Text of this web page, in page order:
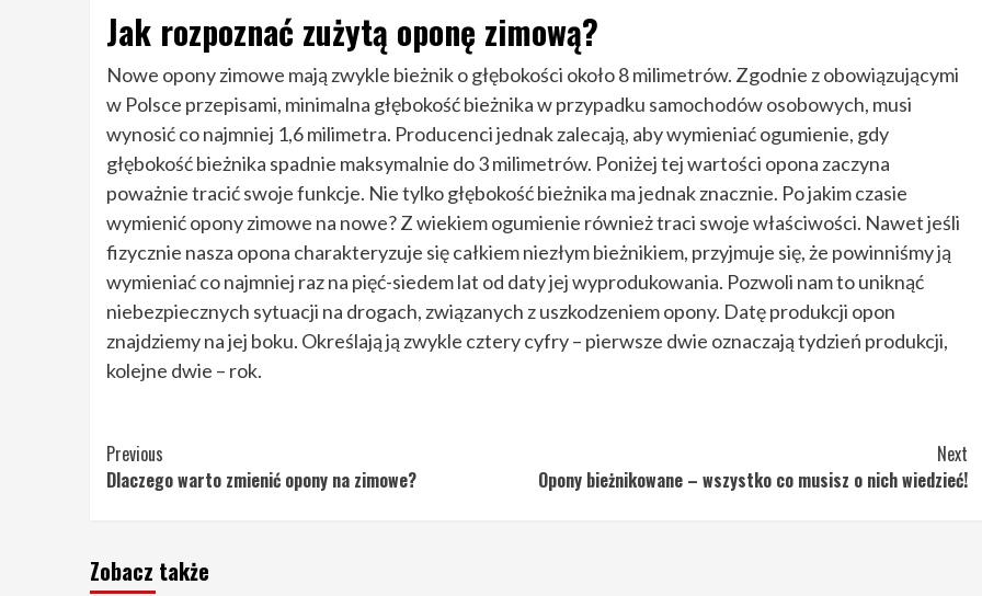
Jak rozpoznać zużytą oponę zimową?
Nowe opony zimowe mają zwykle bieżnik o głębokości około 8 milimetrów. Zgodnie z obowiązującymi
w Polsce przepisami, minimalna głębokość bieżnika w przypadku samochodów osobowych, musi
wynosić co najmniej 1,6 milimetra. Producenci jednak zalecają, aby wymieniać ogumienie, gdy
głębokość bieżnika spadnie maksymalnie do 3 milimetrów. Poniżej tej wartości opona zaczyna
poważnie tracić swoje funkcje. Nie tylko głębokość bieżnika ma jednak znacznie. Po jakim czasie
wymienić opony zimowe na nowe? Z wiekiem ogumienie również traci swoje właściwości. Nawet jeśli
fizycznie nasza opona charakteryzuje się całkiem niezłym bieżnikiem, przyjmuje się, że powinniśmy ją
wymieniać co najmniej raz na pięć-siedem lat od daty jej wyprodukowania. Pozwoli nam to uniknąć
niebezpiecznych sytuacji na drogach, związanych z uszkodzeniem opony. Datę produkcji opon
znajdziemy na jej boku. Określają ją zwykle cztery cyfry – pierwsze dwie oznaczają tydzień produkcji,
kolejne dwie – rok.
Continue
Reading
Previous
Dlaczego warto zmienić opony na zimowe?
Next
Opony bieżnikowane – wszystko co musisz o nich wiedzieć!
Zobacz także